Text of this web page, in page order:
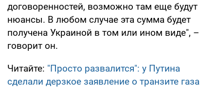
договоренностей, возможно там еще будут
нюансы. В любом случае эта сумма будет
получена Украиной в том или ином виде", –
говорит он.
Читайте: "Просто развалится": у Путина
сделали дерзкое заявление о транзите газа